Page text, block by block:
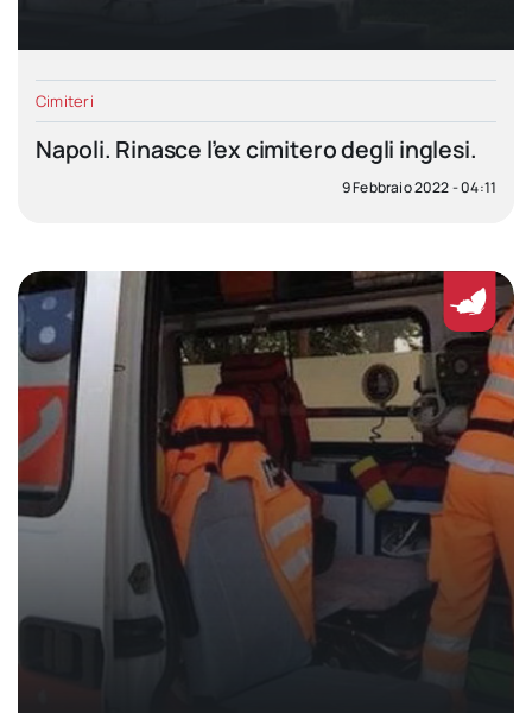
Cimiteri
Napoli. Rinasce l’ex cimitero degli inglesi.
9 Febbraio 2022 - 04:11